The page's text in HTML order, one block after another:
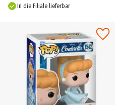
In die Filiale lieferbar